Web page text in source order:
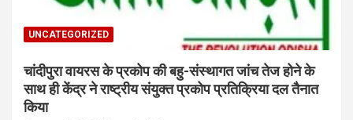
UNCATEGORIZED
चांदीपुरा वायरस के प्रकोप की बहु-संस्थागत जांच तेज होने के
साथ ही केंद्र ने राष्ट्रीय संयुक्त प्रकोप प्रतिक्रिया दल तैनात
किया